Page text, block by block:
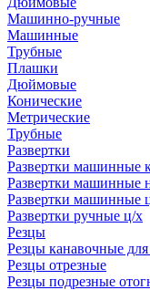
Машинно-ручные
Машинные
Трубные
Плашки
Дюймовые
Конические
Метрические
Трубные
Развертки
Развертки машинные
Развертки машинные
Развертки машинные
Развертки ручные ц/х
Резцы
Резцы канавочные
Резцы отрезные
Резцы подрезные